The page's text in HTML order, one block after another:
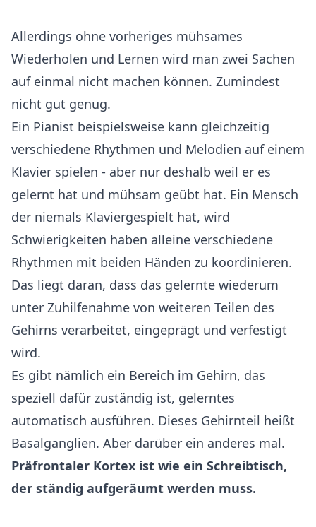
Allerdings ohne vorheriges mühsames
Wiederholen und Lernen wird man zwei Sachen
auf einmal nicht machen können. Zumindest
nicht gut genug.
Ein Pianist beispielsweise kann gleichzeitig
verschiedene Rhythmen und Melodien auf einem
Klavier spielen - aber nur deshalb weil er es
gelernt hat und mühsam geübt hat. Ein Mensch
der niemals Klaviergespielt hat, wird
Schwierigkeiten haben alleine verschiedene
Rhythmen mit beiden Händen zu koordinieren.
Das liegt daran, dass das gelernte wiederum
unter Zuhilfenahme von weiteren Teilen des
Gehirns verarbeitet, eingeprägt und verfestigt
wird.
Es gibt nämlich ein Bereich im Gehirn, das
speziell dafür zuständig ist, gelerntes
automatisch ausführen. Dieses Gehirnteil heißt
Basalganglien. Aber darüber ein anderes mal.
Präfrontaler Kortex ist wie ein Schreibtisch,
der ständig aufgeräumt werden muss.